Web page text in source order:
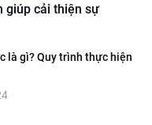
giúp cải thiện sự
là gì? Quy trình thực hiện